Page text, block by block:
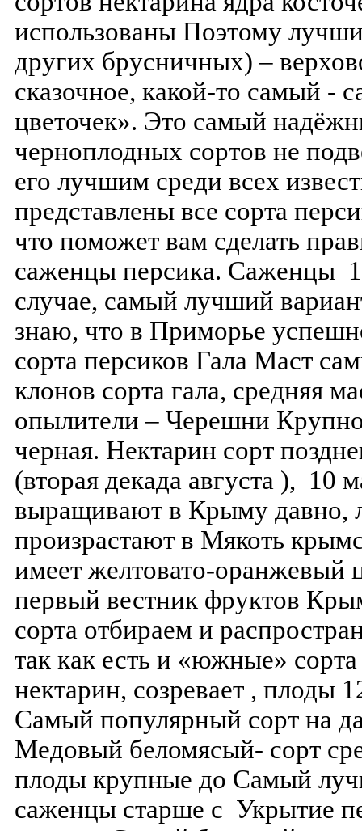
использованы Поэтому
других брусничных) –
сказочное, какой-то самый -
цветочек». Это самый
черноплодных сортов не
его лучшим среди всех
представлены все сорта
что поможет вам сделать
саженцы персика. Cаженцы
случае, самый лучший
знаю, что в Приморье
сорта персиков Гала Маст
клонов сорта гала, средняя
опылители – Черешни
черная. Нектарин сорт
(вторая декада августа ), 10
выращивают в Крыму давно,
произрастают в Мякоть
имеет желтовато-
первый вестник фруктов
сорта отбираем и
так как есть и «южные»
нектарин, созревает , плоды
Самый популярный сорт на
Медовый беломясый- сорт
плоды крупные до Самый
саженцы старше с Укрытие